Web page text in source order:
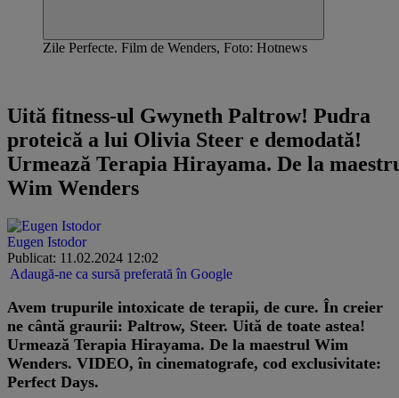
Zile Perfecte. Film de Wenders, Foto: Hotnews
Uită fitness-ul Gwyneth Paltrow! Pudra
proteică a lui Olivia Steer e demodată!
Urmează Terapia Hirayama. De la
Wim Wenders
Eugen Istodor
Publicat: 11.02.2024 12:02
Adaugă-ne ca sursă preferată în Google
Avem trupurile intoxicate de terapii, de cure. În creier
ne cântă graurii: Paltrow, Steer. Uită de toate astea!
Urmează Terapia Hirayama. De la maestrul Wim
Wenders. VIDEO, în cinematografe, cod exclusivitate:
Perfect Days.